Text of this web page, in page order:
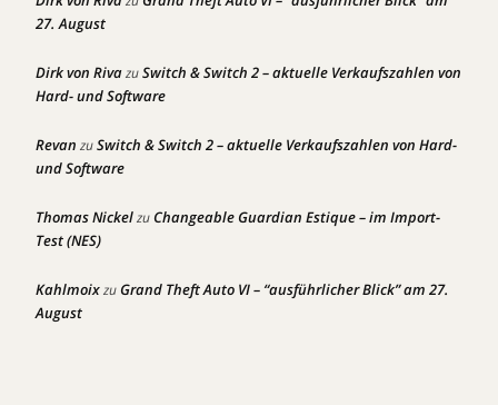
27. August
Dirk von RivazuSwitch & Switch 2 – aktuelle Verkaufszahlen von
Hard- und Software
Revan zuSwitch & Switch 2 – aktuelle Verkaufszahlen von Hard-
und Software
Thomas NickelzuChangeable Guardian Estique – im Import-
Test (NES)
KahlmoixzuGrand Theft Auto VI – “ausführlicher Blick” am 27.
August